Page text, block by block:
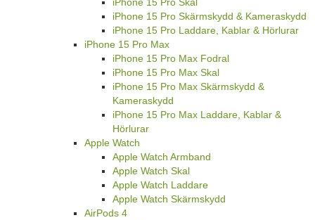
iPhone 15 Pro Skal
iPhone 15 Pro Skärmskydd & Kameraskydd
iPhone 15 Pro Laddare, Kablar & Hörlurar
iPhone 15 Pro Max
iPhone 15 Pro Max Fodral
iPhone 15 Pro Max Skal
iPhone 15 Pro Max Skärmskydd &
Kameraskydd
iPhone 15 Pro Max Laddare, Kablar &
Hörlurar
Apple Watch
Apple Watch Armband
Apple Watch Skal
Apple Watch Laddare
Apple Watch Skärmskydd
AirPods 4